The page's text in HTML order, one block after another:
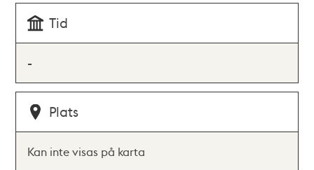
Tid
-
Plats
Kan inte visas på karta